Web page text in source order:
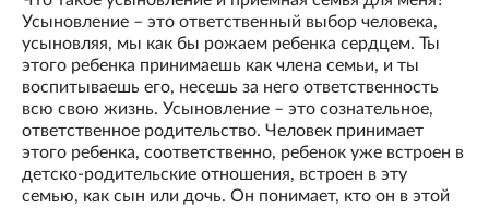
Усыновление – это ответственный выбор человека,
усыновляя, мы как бы рожаем ребенка сердцем. Ты
этого ребенка принимаешь как члена семьи, и ты
воспитываешь его, несешь за него ответственность
всю свою жизнь. Усыновление – это сознательное,
ответственное родительство. Человек принимает
этого ребенка, соответственно, ребенок уже встроен в
детско-родительские отношения, встроен в эту
семью, как сын или дочь. Он понимает, кто он в этой